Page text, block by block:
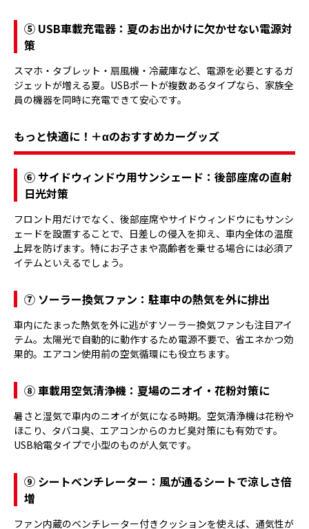
⑤ USB車載充電器：夏のお出かけに欠かせない電源対
策
スマホ・タブレット・扇風機・冷蔵庫など、電源を必要とするガ
ジェットが増える夏。USBポートが複数あるタイプなら、家族全
員の機器を同時に充電できて安心です。
もっと快適に！＋αのおすすめカーグッズ
⑥ サイドウィンドウ用サンシェード：後部座席の直射
日光対策
フロント用だけでなく、後部座席やサイドウィンドウにもサンシ
ェードを設置することで、日差しの侵入を抑え、車内全体の温度
上昇を防げます。特にお子さまや高齢者を乗せる場合には必須ア
イテムといえるでしょう。
⑦ ソーラー換気ファン：駐車中の熱気を外に排出
車内にたまった熱気を外に逃がすソーラー換気ファンも注目アイ
テム。太陽光で自動的に動作するため電源不要で、省エネかつ効
果的。エアコン使用前の空気循環にも役立ちます。
⑧ 車載用空気清浄機：夏場のニオイ・花粉対策に
暑さと湿気で車内のニオイが気になる時期。空気清浄機は花粉や
ほこり、タバコ臭、エアコンからのカビ臭対策にも有効です。
USB給電タイプで小型のものが人気です。
⑨ シートベンチレーター：風が通るシートで涼しさ倍
増
ファン内蔵のベンチレーター付きクッションを使えば、通気性が